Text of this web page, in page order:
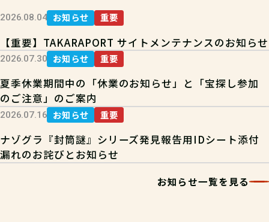
2026.08.04 お知らせ 重要
【重要】TAKARAPORT サイトメンテナンスのお知らせ
2026.07.30 お知らせ 重要
夏季休業期間中の「休業のお知らせ」と「宝探し参加
のご注意」のご案内
2026.07.16 お知らせ 重要
ナゾグラ『封筒謎』シリーズ発見報告用IDシート添付
漏れのお詫びとお知らせ
お知らせ一覧を見る